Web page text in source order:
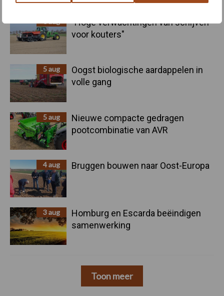
"Hoge verwachtingen van schijven
voor kouters"
5 aug
Oogst biologische aardappelen in
volle gang
5 aug
Nieuwe compacte gedragen
pootcombinatie van AVR
4 aug Bruggen bouwen naar Oost-Europa
3 aug
Homburg en Escarda beëindigen
samenwerking
Toon meer